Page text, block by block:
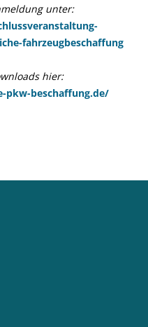
unter:
fahrzeugbeschaffung
hier:
pkw-beschaffung.de/